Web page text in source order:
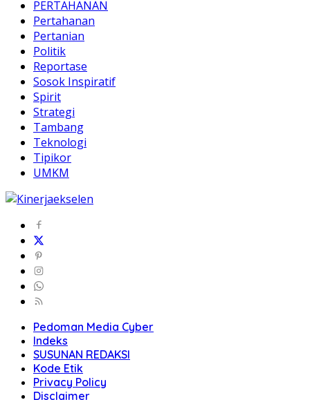
PERTAHANAN
Pertahanan
Pertanian
Politik
Reportase
Sosok Inspiratif
Spirit
Strategi
Tambang
Teknologi
Tipikor
UMKM
Pedoman Media Cyber
Indeks
SUSUNAN REDAKSI
Kode Etik
Privacy Policy
Disclaimer